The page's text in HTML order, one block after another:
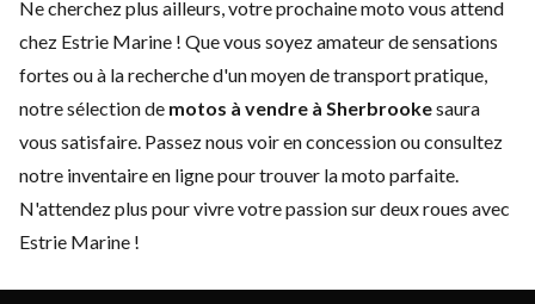
Ne cherchez plus ailleurs, votre prochaine moto vous attend
chez Estrie Marine ! Que vous soyez amateur de sensations
fortes ou à la recherche d'un moyen de transport pratique,
notre sélection de motos à vendre à Sherbrookesaura
vous satisfaire. Passez nous voir en concession ou consultez
notre inventaire en ligne pour trouver la moto parfaite.
N'attendez plus pour vivre votre passion sur deux roues avec
Estrie Marine !